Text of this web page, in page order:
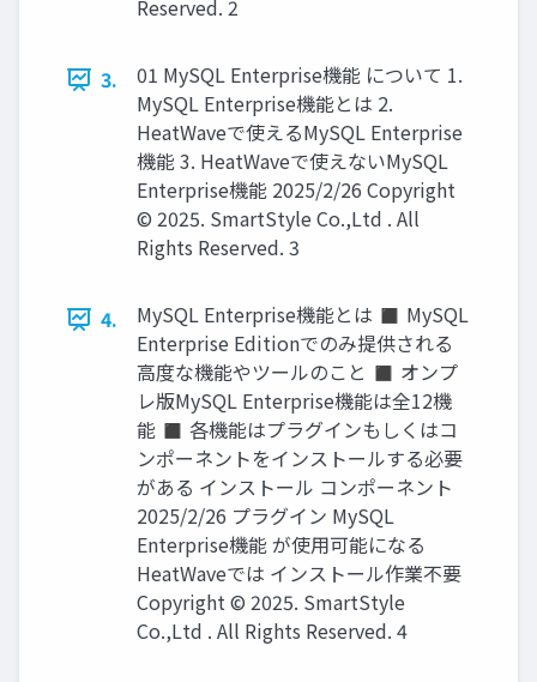
Reserved. 2
3.
01 MySQL Enterprise機能 について 1.
MySQL Enterprise機能とは 2.
HeatWaveで使えるMySQL Enterprise
機能 3. HeatWaveで使えないMySQL
Enterprise機能 2025/2/26 Copyright
© 2025. SmartStyle Co.,Ltd . All
Rights Reserved. 3
4.
MySQL Enterprise機能とは ◼ MySQL
Enterprise Editionでのみ提供される
高度な機能やツールのこと ◼ オンプ
レ版MySQL Enterprise機能は全12機
能 ◼ 各機能はプラグインもしくはコ
ンポーネントをインストールする必要
がある インストール コンポーネント
2025/2/26 プラグイン MySQL
Enterprise機能 が使用可能になる
HeatWaveでは インストール作業不要
Copyright © 2025. SmartStyle
Co.,Ltd . All Rights Reserved. 4